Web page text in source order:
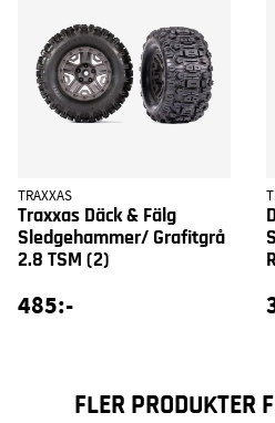
TRAXXAS
Traxxas Däck & Fälg
Sledgehammer/ Grafitgrå
2.8 TSM (2)
485:-
FLER PRODUKTER